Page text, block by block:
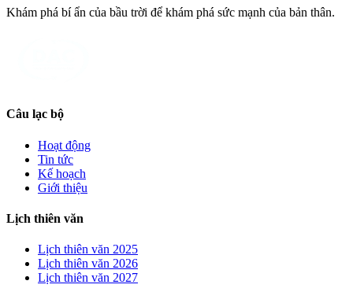
Khám phá bí ẩn của bầu trời để khám phá sức mạnh của bản thân.
Câu lạc bộ
Hoạt động
Tin tức
Kế hoạch
Giới thiệu
Lịch thiên văn
Lịch thiên văn 2025
Lịch thiên văn 2026
Lịch thiên văn 2027